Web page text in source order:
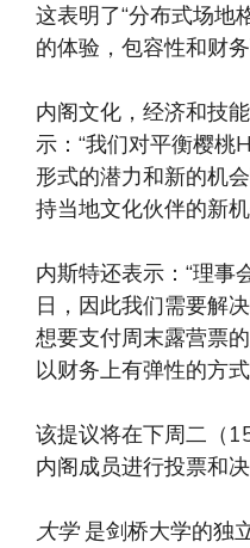
这表明了“分布式场地
的体验，包容性和财务
内阁文化，经济和技
示：“我们对平衡樱
形式的潜力和新的机
持当地文化伙伴的新
内斯特还表示：“理事
日，因此我们需要解
想要支付周末露营票
以财务上有弹性的方
该提议将在下周二（
内阁成员进行投票和决
大学是剑桥大学的独